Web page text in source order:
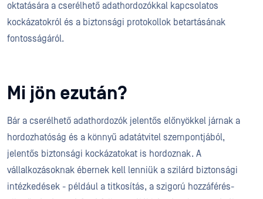
oktatására a cserélhető adathordozókkal kapcsolatos
kockázatokról és a biztonsági protokollok betartásának
fontosságáról.
Mi jön ezután?
Bár a cserélhető adathordozók jelentős előnyökkel járnak a
hordozhatóság és a könnyű adatátvitel szempontjából,
jelentős biztonsági kockázatokat is hordoznak. A
vállalkozásoknak ébernek kell lenniük a szilárd biztonsági
intézkedések - például a titkosítás, a szigorú hozzáférés-